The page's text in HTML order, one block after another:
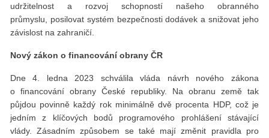
udržitelnost a rozvoj schopností našeho obranného
průmyslu, posilovat systém bezpečnosti dodávek a snižovat jeho
závislost na zahraničí.
Nový zákon o financování obrany ČR
Dne 4. ledna 2023 schválila vláda návrh nového zákona
o financování obrany České republiky. Na obranu země tak
půjdou povinně každý rok minimálně dvě procenta HDP, což je
jedním z klíčových bodů programového prohlášení stávající
vlády. Zásadním způsobem se také mají změnit pravidla pro